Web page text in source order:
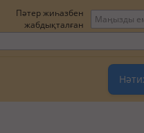
Пәтер жиһазбен
жабдықталған
Маңызды